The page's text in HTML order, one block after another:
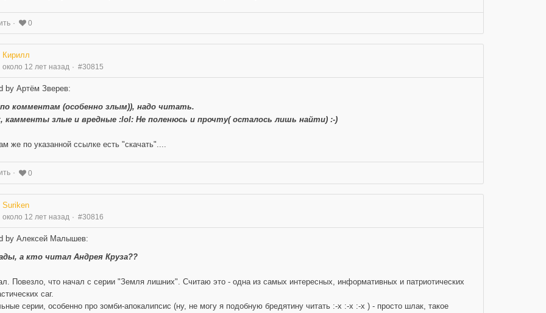
0
Кирилл
около 12 лет назад #30815
by Артём Зверев:
комментам (особенно злым)), надо читать.
камменты злые и вредные :lol: Не поленюсь и прочту( осталось лишь найти) :-)
же по указанной ссылке есть "скачать"....
0
Suriken
около 12 лет назад #30816
by Алексей Малышев:
а кто читал Андрея Круза??
Повезло, что начал с серии "Земля лишних". Считаю это - одна из самых интересных, информативных и патриотических
саг.
серии, особенно про зомби-апокалипсис (ну, не могу я подобную бредятину читать :-x :-x :-x ) - просто шлак, такое